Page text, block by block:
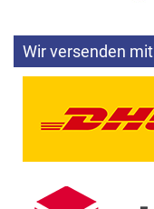
Wir versenden mit